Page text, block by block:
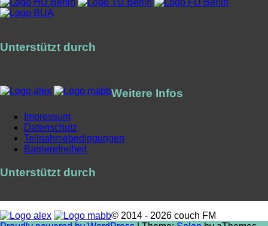
Unterstützt durch
Weitere Infos
Impressum
Datenschutz
Teilnahmebedingungen
Barrierefreiheit
Unterstützt durch
© 2014 - 2026 couch FM